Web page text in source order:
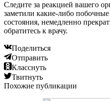
Следите за реакцией вашего
заметили какие-либо
состояния, немедленно
обратитесь к врачу.
Поделиться
Отправить
Класснуть
Твитнуть
Похожие публикации